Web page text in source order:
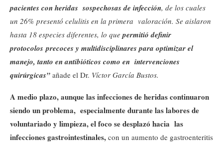
pacientes con heridas sospechosas de infección, de los cuales
un 26% presentó celulitis en la primera valoración. Se aislaron
hasta 18 especies diferentes, lo que permitió definir
protocolos precoces y multidisciplinares para optimizar el
manejo, tanto en antibióticos como en intervenciones
quirúrgicas” añade el Dr. Víctor García Bustos.
A medio plazo, aunque las infecciones de heridas continuaron
siendo un problema, especialmente durante las labores de
voluntariado y limpieza, el foco se desplazó hacia las
infecciones gastrointestinales, con un aumento de gastroenteritis